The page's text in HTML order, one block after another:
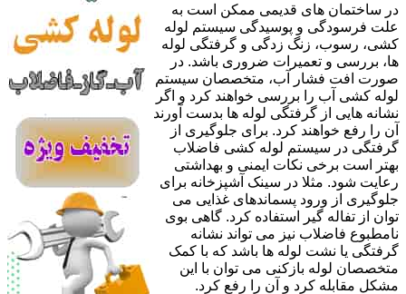
در ساختمان های قدیمی ممکن است به
علت فرسودگی و پوسیدگی سیستم لوله
کشی، رسوب، زنگ زدگی و گرفتگی لوله
ها، بررسی و تعمیرات ضروری باشد. در
صورت افت فشار آب، متخصصان سیستم
لوله کشی آب را بررسی خواهند کرد و اگر
نشانه هایی از گرفتگی لوله ها بدست آورند
آن را رفع خواهند کرد. برای جلوگیری از
گرفتگی در سیستم لوله کشی فاضلاب
بهتر است برخی نکات ایمنی و بهداشتی
رعایت شود. مثلا در سینک آشپزخانه برای
جلوگیری از ورود پسماندهای غذایی می
توان از تفاله گیر استفاده کرد. گاهی بوی
نامطبوع فاضلاب نیز می تواند نشانه
گرفتگی یا نشت لوله ها باشد که با کمک
متخصصان لوله بازکنی می توان با این
مشکل مقابله کرد و آن را رفع کرد.